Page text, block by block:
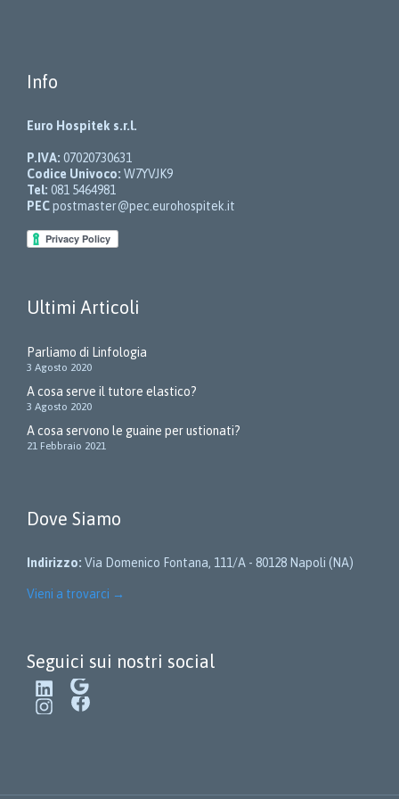
Info
Euro Hospitek s.r.l.
P.IVA: 07020730631
Codice Univoco: W7YVJK9
Tel: 081 5464981
PECpostmaster@pec.eurohospitek.it
Ultimi Articoli
Parliamo di Linfologia
3 Agosto 2020
A cosa serve il tutore elastico?
3 Agosto 2020
A cosa servono le guaine per ustionati?
21 Febbraio 2021
Dove Siamo
Indirizzo: Via Domenico Fontana, 111/A - 80128 Napoli (NA)
Vieni a trovarci →
Seguici sui nostri social
LinkedIn Google
InstagramFacebook